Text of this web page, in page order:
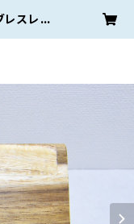
スレッ